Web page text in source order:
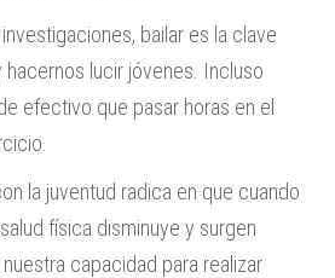
bailar es la clave
lucir jóvenes. Incluso
efectivo que pasar horas en el
la juventud radica en que cuando
física disminuye y surgen
capacidad para realizar